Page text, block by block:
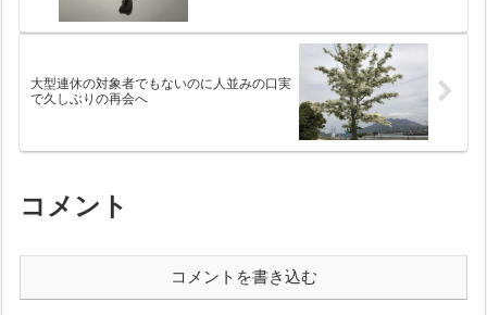
大型連休の対象者でもないのに人並みの口実
で久しぶりの再会へ
コメント
コメントを書き込む